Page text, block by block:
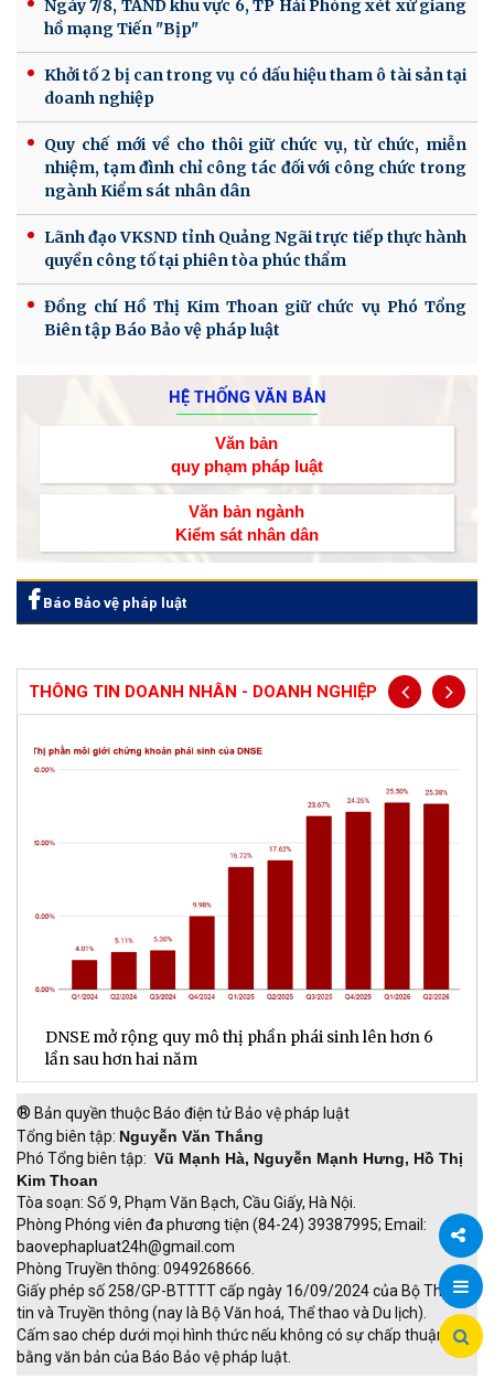
Chia
Ngày 7/8, TAND khu vực 6, TP Hải Phòng xét xử giang
hồ mạng Tiến "Bịp"
Khởi tố 2 bị can trong vụ có dấu hiệu tham ô tài sản tại
doanh nghiệp
Quy chế mới về cho thôi giữ chức vụ, từ chức, miễn
nhiệm, tạm đình chỉ công tác đối với công chức trong
ngành Kiểm sát nhân dân
Lãnh đạo VKSND tỉnh Quảng Ngãi trực tiếp thực hành
quyền công tố tại phiên tòa phúc thẩm
Đồng chí Hồ Thị Kim Thoan giữ chức vụ Phó Tổng
Biên tập Báo Bảo vệ pháp luật
HỆ THỐNG VĂN BẢN
Văn bản
quy phạm pháp luật
Văn bản ngành
Kiểm sát nhân dân
Báo Bảo vệ pháp luật
THÔNG TIN DOANH NHÂN - DOANH NGHIỆP
DNSE mở rộng quy mô thị phần phái sinh lên hơn 6
lần sau hơn hai năm
® Bản quyền thuộc Báo điện tử Bảo vệ pháp luật
Tổng biên tập: Nguyễn Văn Thắng
Phó Tổng biên tập: Vũ Mạnh Hà, Nguyễn Mạnh Hưng, Hồ Thị
Kim Thoan
Tòa soạn: Số 9, Phạm Văn Bạch, Cầu Giấy, Hà Nội.
Phòng Phóng viên đa phương tiện (84-24) 39387995; Email:
baovephapluat24h@gmail.com
Phòng Truyền thông: 0949268666.
Giấy phép số 258/GP-BTTTT cấp ngày 16/09/2024 của Bộ Thông
tin và Truyền thông (nay là Bộ Văn hoá, Thể thao và Du lịch).
Cấm sao chép dưới mọi hình thức nếu không có sự chấp thuận
bằng văn bản của Báo Bảo vệ pháp luật.